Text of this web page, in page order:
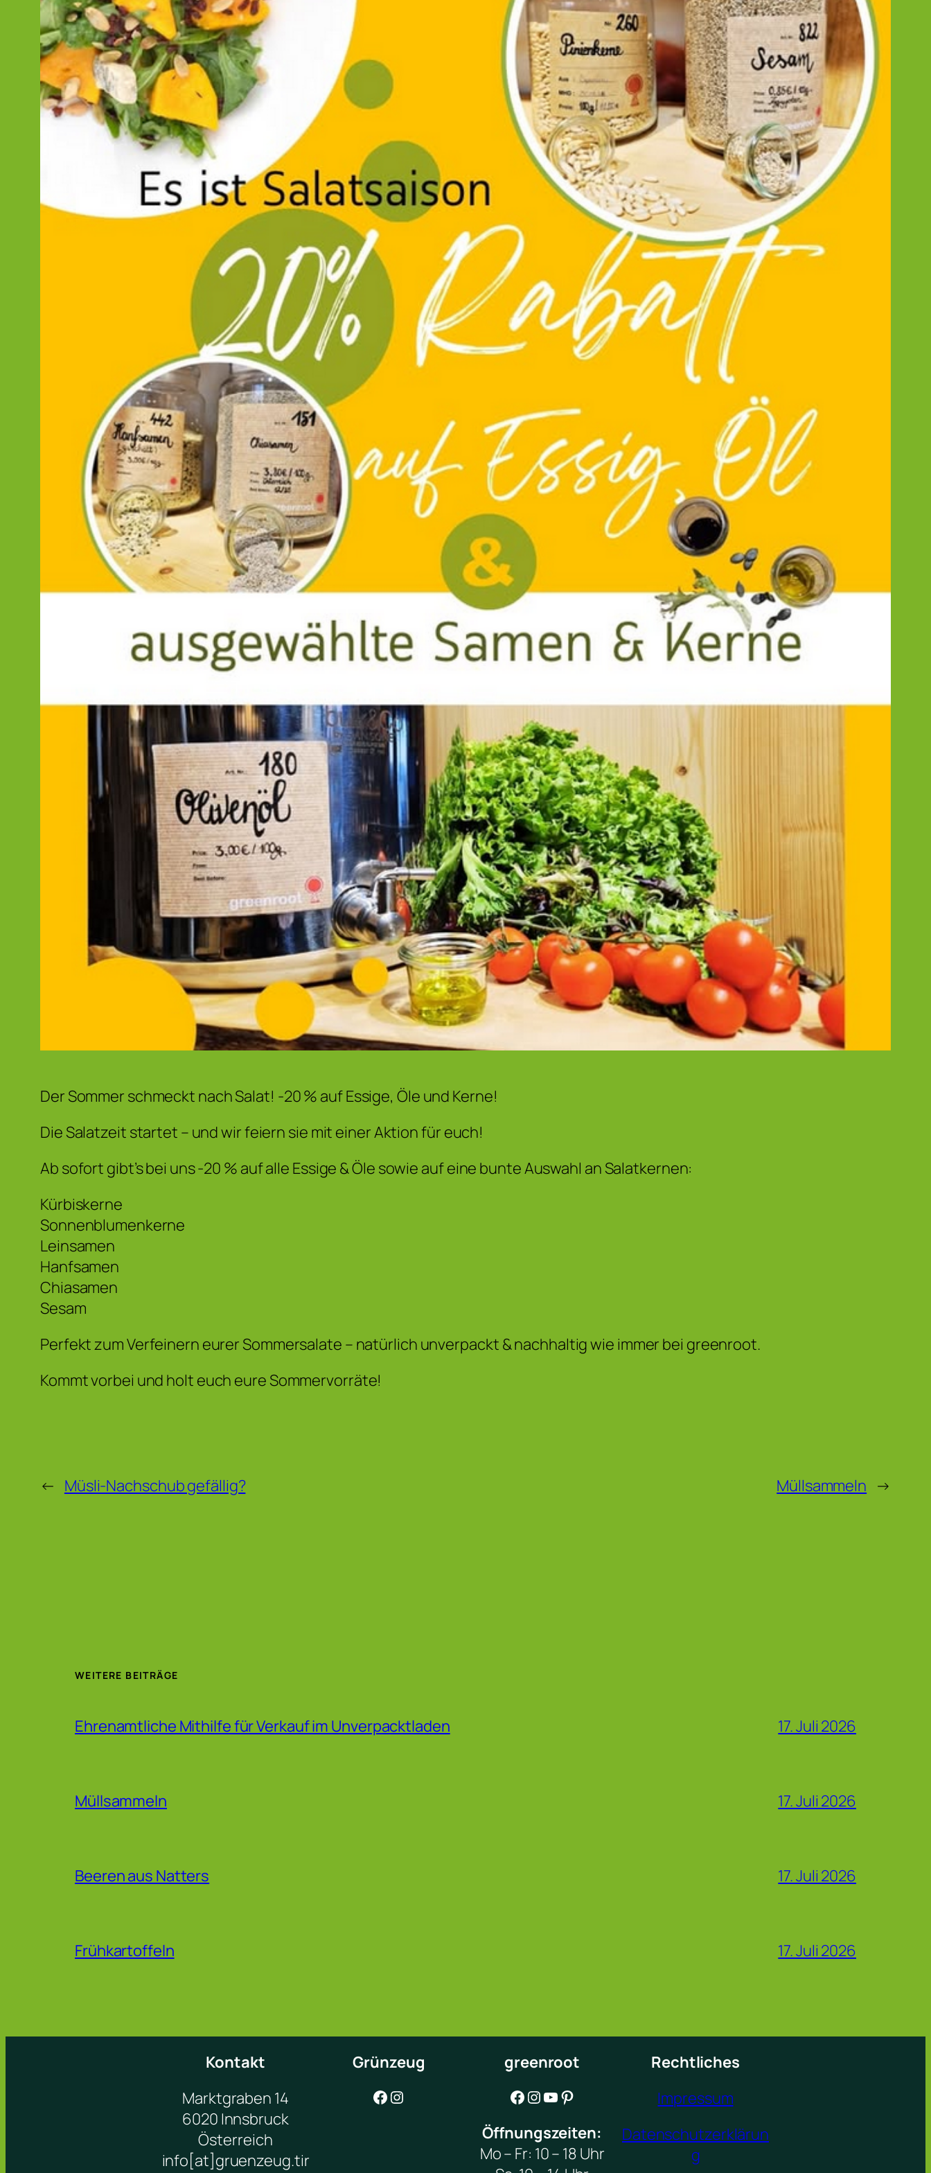
Der Sommer schmeckt nach Salat! -20 % auf Essige, Öle und Kerne!
Die Salatzeit startet – und wir feiern sie mit einer Aktion für euch!
Ab sofort gibt’s bei uns -20 % auf alle Essige & Öle sowie auf eine bunte Auswahl an Salatkernen:
Kürbiskerne
Sonnenblumenkerne
Leinsamen
Hanfsamen
Chiasamen
Sesam
Perfekt zum Verfeinern eurer Sommersalate – natürlich unverpackt & nachhaltig wie immer bei greenroot.
Kommt vorbei und holt euch eure Sommervorräte!
← Müsli-Nachschub gefällig? Müllsammeln →
WEITERE BEITRÄGE
Ehrenamtliche Mithilfe für Verkauf im Unverpacktladen 17. Juli 2026
Müllsammeln 17. Juli 2026
Beeren aus Natters 17. Juli 2026
Frühkartoffeln 17. Juli 2026
Kontakt
Marktgraben 14
6020 Innsbruck
Österreich
info[at]gruenzeug.tir
Grünzeug
Facebook Instagram
greenroot
Facebook Instagram YouTube Pinterest
Öffnungszeiten:
Mo – Fr: 10 – 18 Uhr
Rechtliches
Impressum
Datenschutzerklärun
g